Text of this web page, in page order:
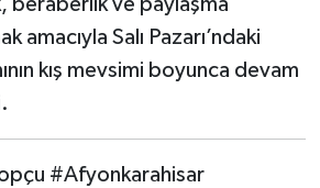
beraberlik ve paylaşma
amacıyla Salı Pazarı’ndaki
kış mevsimi boyunca devam
#Afyonkarahisar